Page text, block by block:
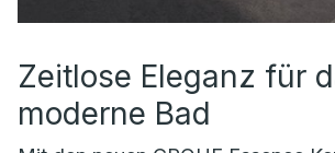
Zeitlose Eleganz für
moderne Bad